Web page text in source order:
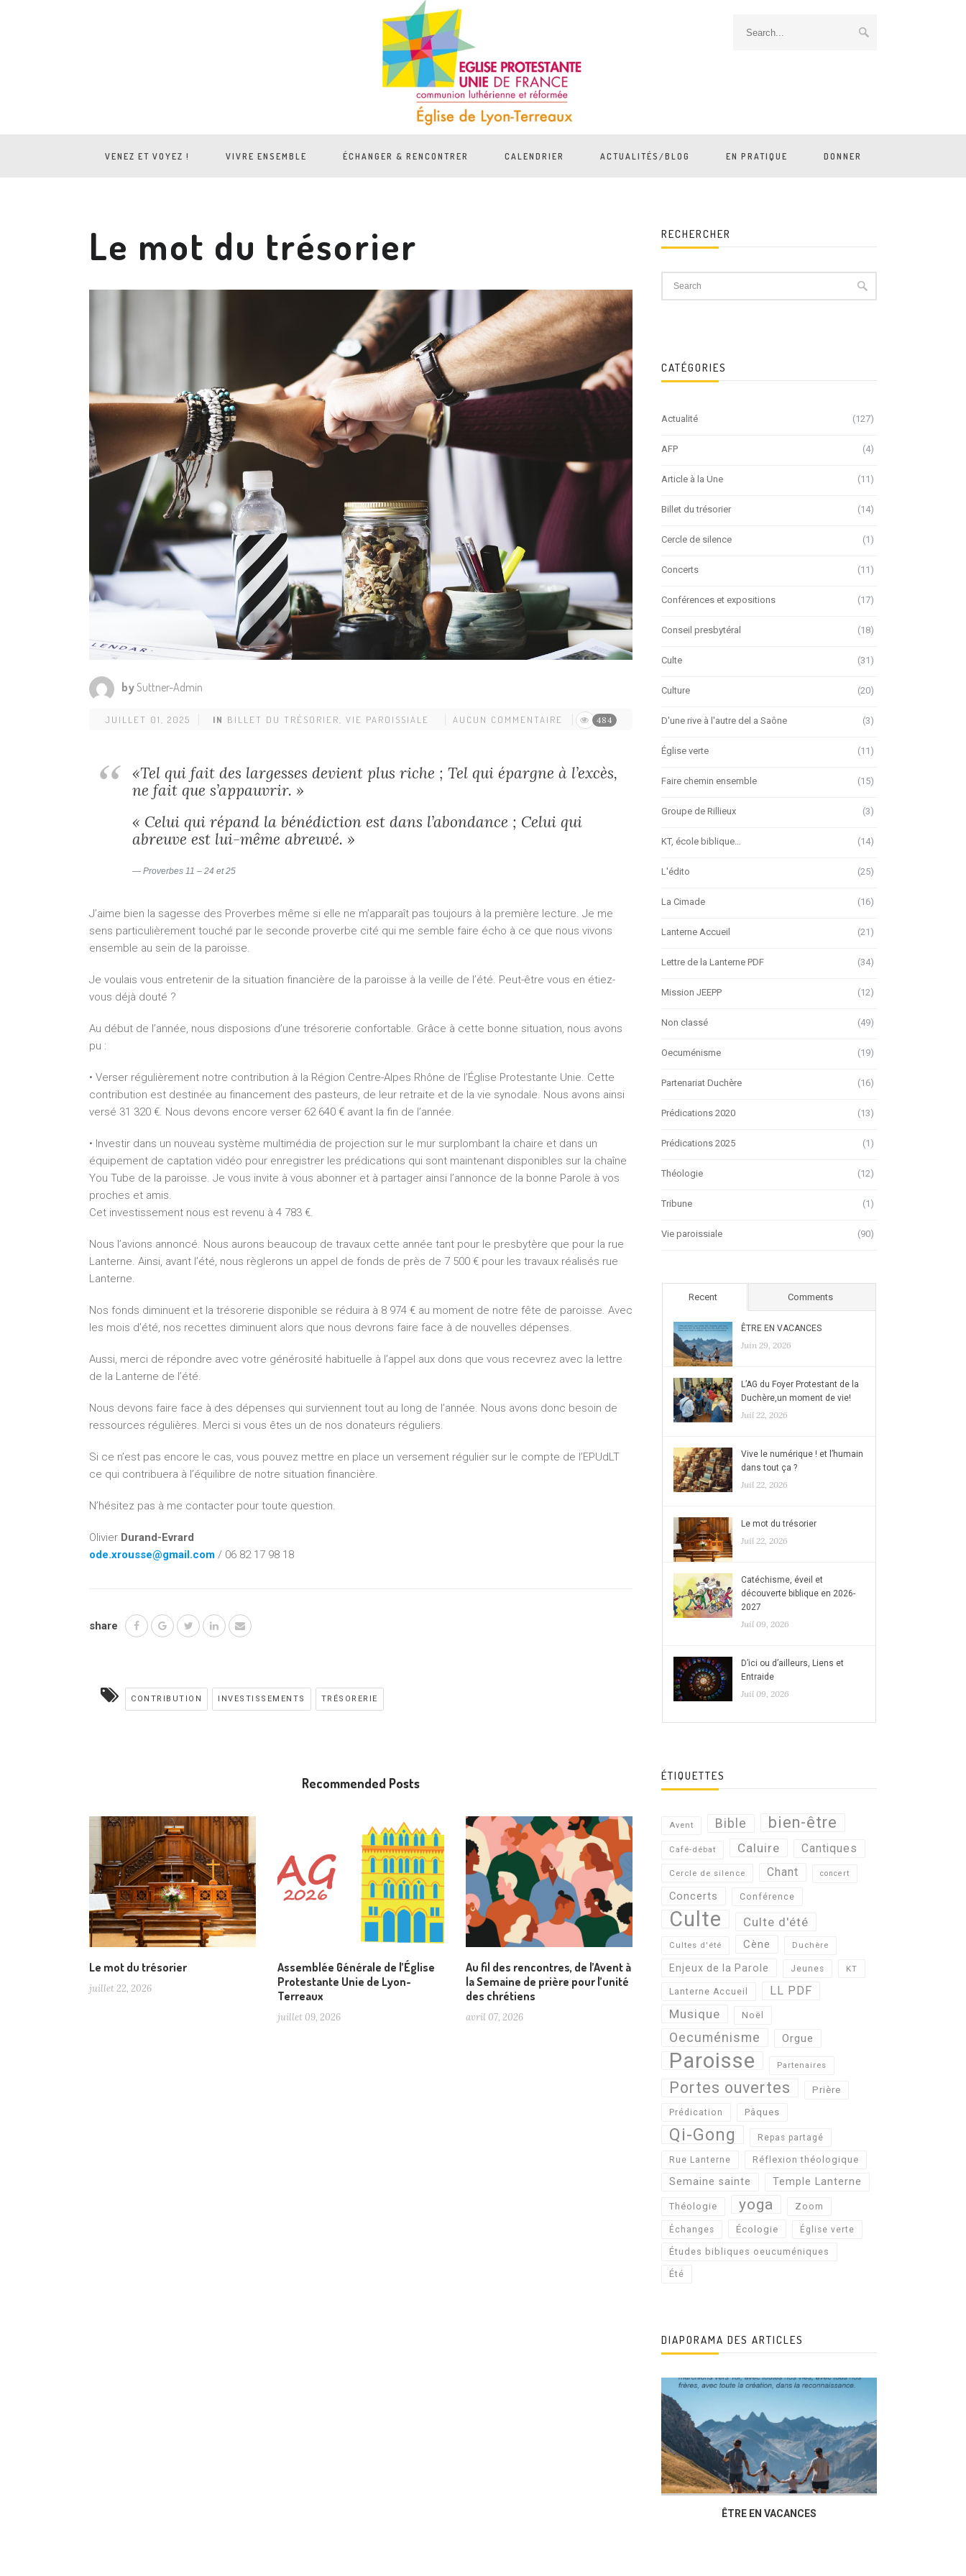
VENEZ ET VOYEZ ! VIVRE ENSEMBLE ÉCHANGER & RENCONTRER CALENDRIER ACTUALITÉS/BLOG EN PRATIQUE DONNER
Le mot du trésorier
bySuttner-Admin
JUILLET 01, 2025 IN BILLET DU TRÉSORIER VIE PAROISSIALE AUCUN COMMENTAIRE 484
«Tel qui fait des largesses devient plus riche ; Tel qui épargne à l’excès,
ne fait que s’appauvrir. »
« Celui qui répand la bénédiction est dans l’abondance ; Celui qui
abreuve est lui-­même abreuvé. »
Proverbes 11 – 24 et 25
J’aime bien la sagesse des Proverbes même si elle ne m’apparaît pas toujours à la première lecture. Je me
sens particulièrement touché par le seconde proverbe cité qui me semble faire écho à ce que nous vivons
ensemble au sein de la paroisse.
Je voulais vous entretenir de la situation financière de la paroisse à la veille de l’été. Peut-­être vous en étiez­-
vous déjà douté ?
Au début de l’année, nous disposions d’une trésorerie confortable. Grâce à cette bonne situation, nous avons
pu :
• Verser régulièrement notre contribution à la Région Centre­-Alpes Rhône de l’Église Protestante Unie. Cette
contribution est destinée au financement des pasteurs, de leur retraite et de la vie synodale. Nous avons ainsi
versé 31 320 €. Nous devons encore verser 62 640 € avant la fin de l’année.
• Investir dans un nouveau système multimédia de projection sur le mur surplombant la chaire et dans un
équipement de captation vidéo pour enregistrer les prédications qui sont maintenant disponibles sur la chaîne
You Tube de la paroisse. Je vous invite à vous abonner et à partager ainsi l’annonce de la bonne Parole à vos
proches et amis.
Cet investissement nous est revenu à 4 783 €.
Nous l’avions annoncé. Nous aurons beaucoup de travaux cette année tant pour le presbytère que pour la rue
Lanterne. Ainsi, avant l’été, nous règlerons un appel de fonds de près de 7 500 € pour les travaux réalisés rue
Lanterne.
Nos fonds diminuent et la trésorerie disponible se réduira à 8 974 € au moment de notre fête de paroisse. Avec
les mois d’été, nos recettes diminuent alors que nous devrons faire face à de nouvelles dépenses.
Aussi, merci de répondre avec votre générosité habituelle à l’appel aux dons que vous recevrez avec la lettre
de la Lanterne de l’été.
Nous devons faire face à des dépenses qui surviennent tout au long de l’année. Nous avons donc besoin de
ressources régulières. Merci si vous êtes un de nos donateurs réguliers.
Si ce n’est pas encore le cas, vous pouvez mettre en place un versement régulier sur le compte de l’EPUdLT
ce qui contribuera à l’équilibre de notre situation financière.
N’hésitez pas à me contacter pour toute question.
Olivier Durand­-Evrard
ode.xrousse@gmail.com / 06 82 17 98 18
share
CONTRIBUTION INVESTISSEMENTS TRÉSORERIE
Recommended Posts
Le mot du trésorier
juillet 22, 2026
Assemblée Générale de l’Église
Protestante Unie de Lyon-
Terreaux
juillet 09, 2026
Au fil des rencontres, de l’Avent à
la Semaine de prière pour l’unité
des chrétiens
avril 07, 2026
RECHERCHER
CATÉGORIES
Actualité (127)
AFP (4)
Article à la Une (11)
Billet du trésorier (14)
Cercle de silence (1)
Concerts (11)
Conférences et expositions (17)
Conseil presbytéral (18)
Culte (31)
Culture (20)
D'une rive à l'autre del a Saône (3)
Église verte (11)
Faire chemin ensemble (15)
Groupe de Rillieux (3)
KT, école biblique… (14)
L'édito (25)
La Cimade (16)
Lanterne Accueil (21)
Lettre de la Lanterne PDF (34)
Mission JEEPP (12)
Non classé (49)
Oecuménisme (19)
Partenariat Duchère (16)
Prédications 2020 (13)
Prédications 2025 (1)
Théologie (12)
Tribune (1)
Vie paroissiale (90)
Recent Comments
ÊTRE EN VACANCES
Juin 29, 2026
L’AG du Foyer Protestant de la
Duchère,un moment de vie!
Juil 22, 2026
Vive le numérique ! et l’humain
dans tout ça ?
Juil 22, 2026
Le mot du trésorier
Juil 22, 2026
Catéchisme, éveil et
découverte biblique en 2026-
2027
Juil 09, 2026
D’ici ou d’ailleurs, Liens et
Entraide
Juil 09, 2026
ÉTIQUETTES
Avent Bible bien-être
Café-débat Caluire Cantiques
Cercle de silence Chant concert
Concerts Conférence
Culte Culte d'été
Cultes d'été Cène Duchère
Enjeux de la Parole Jeunes KT
Lanterne Accueil LL PDF
Musique Noël
Oecuménisme Orgue
Paroisse Partenaires
Portes ouvertes Prière
Prédication Pâques
Qi-Gong Repas partagé
Rue Lanterne Réflexion théologique
Semaine sainte Temple Lanterne
Théologie yoga Zoom
Échanges Écologie Église verte
Études bibliques oeucuméniques
Été
DIAPORAMA DES ARTICLES
ÊTRE EN VACANCES